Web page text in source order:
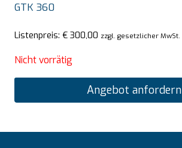
GTK 360
Listenpreis: € 300,00 zzgl. gesetzlicher MwSt.
Nicht vorrätig
Angebot anfordern